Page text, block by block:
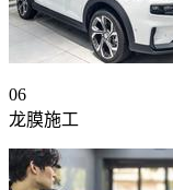
06
龙膜施工